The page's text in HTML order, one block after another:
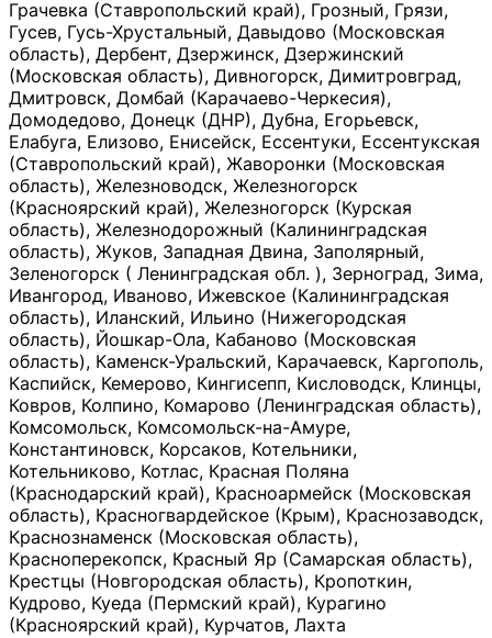
Грачевка (Ставропольский край), Грозный, Грязи,
Гусев, Гусь-Хрустальный, Давыдово (Московская
область), Дербент, Дзержинск, Дзержинский
(Московская область), Дивногорск, Димитровград,
Дмитровск, Домбай (Карачаево-Черкесия),
Домодедово, Донецк (ДНР), Дубна, Егорьевск,
Елабуга, Елизово, Енисейск, Ессентуки, Ессентукская
(Ставропольский край), Жаворонки (Московская
область), Железноводск, Железногорск
(Красноярский край), Железногорск (Курская
область), Железнодорожный (Калининградская
область), Жуков, Западная Двина, Заполярный,
Зеленогорск ( Ленинградская обл. ), Зерноград, Зима,
Ивангород, Иваново, Ижевское (Калининградская
область), Иланский, Ильино (Нижегородская
область), Йошкар-Ола, Кабаново (Московская
область), Каменск-Уральский, Карачаевск, Каргополь,
Каспийск, Кемерово, Кингисепп, Кисловодск, Клинцы,
Ковров, Колпино, Комарово (Ленинградская область),
Комсомольск, Комсомольск-на-Амуре,
Константиновск, Корсаков, Котельники,
Котельниково, Котлас, Красная Поляна
(Краснодарский край), Красноармейск (Московская
область), Красногвардейское (Крым), Краснозаводск,
Краснознаменск (Московская область),
Красноперекопск, Красный Яр (Самарская область),
Крестцы (Новгородская область), Кропоткин,
Кудрово, Куеда (Пермский край), Курагино
(Красноярский край), Курчатов, Лахта